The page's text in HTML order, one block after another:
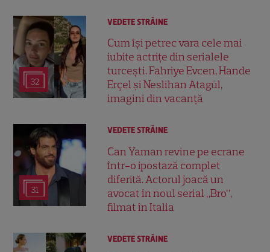
32
VEDETE STRĂINE
Cum își petrec vara cele mai
iubite actrițe din serialele
turcești. Fahriye Evcen, Hande
Erçel și Neslihan Atagül,
imagini din vacanță
31
VEDETE STRĂINE
Can Yaman revine pe ecrane
într-o ipostază complet
diferită. Actorul joacă un
avocat în noul serial „Bro”,
filmat în Italia
VEDETE STRĂINE